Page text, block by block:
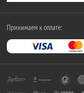
Принимаем к оплате: